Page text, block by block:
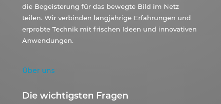
die Begeisterung für das bewegte Bild im Netz
teilen. Wir verbinden langjährige Erfahrungen und
erprobte Technik mit frischen Ideen und innovativen
Anwendungen.
Über uns
Die wichtigsten Fragen